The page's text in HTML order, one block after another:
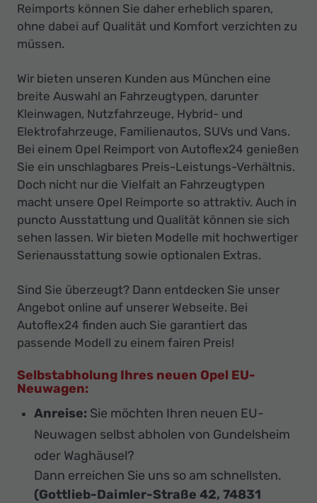
Reimports können Sie daher erheblich sparen,
ohne dabei auf Qualität und Komfort verzichten zu
müssen.
Wir bieten unseren Kunden aus München eine
breite Auswahl an Fahrzeugtypen, darunter
Kleinwagen, Nutzfahrzeuge, Hybrid- und
Elektrofahrzeuge, Familienautos, SUVs und Vans.
Bei einem Opel Reimport von Autoflex24 genießen
Sie ein unschlagbares Preis-Leistungs-Verhältnis.
Doch nicht nur die Vielfalt an Fahrzeugtypen
macht unsere Opel Reimporte so attraktiv. Auch in
puncto Ausstattung und Qualität können sie sich
sehen lassen. Wir bieten Modelle mit hochwertiger
Serienausstattung sowie optionalen Extras.
Sind Sie überzeugt? Dann entdecken Sie unser
Angebot online auf unserer Webseite. Bei
Autoflex24 finden auch Sie garantiert das
passende Modell zu einem fairen Preis!
Selbstabholung Ihres neuen Opel EU-
Neuwagen:
Anreise: Sie möchten Ihren neuen EU-
Neuwagen selbst abholen von Gundelsheim
oder Waghäusel?
Dann erreichen Sie uns so am schnellsten.
(Gottlieb-Daimler-Straße 42, 74831